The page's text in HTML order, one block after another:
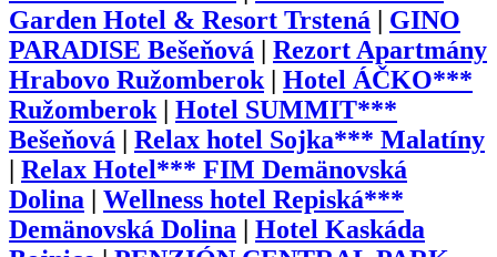
Garden Hotel & Resort Trstená
GINO
PARADISE Bešeňová
Rezort Apartmány
Hrabovo Ružomberok| Hotel ÁČKO***
Ružomberok| Hotel SUMMIT***
Bešeňová
Relax hotel Sojka*** Malatíny
Relax Hotel*** FIM Demänovská
Dolina
Wellness hotel Repiská***
Demänovská Dolina
Hotel Kaskáda